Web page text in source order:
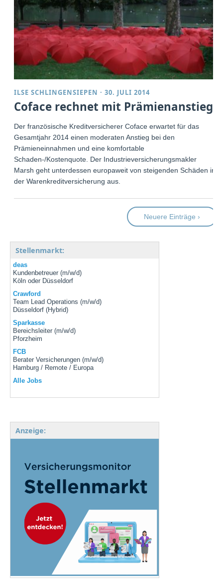
ILSE SCHLINGENSIEPEN ·30. JULI 2014
Coface rechnet mit Prämienanstieg
Der französische Kreditversicherer Coface erwartet für das
Gesamtjahr 2014 einen moderaten Anstieg bei den
Prämieneinnahmen und eine komfortable
Schaden-/Kostenquote. Der Industrieversicherungsmakler
Marsh geht unterdessen europaweit von steigenden Schäden in
der Warenkreditversicherung aus.
Neuere Einträge ›
Stellenmarkt:
deas
Kundenbetreuer (m/w/d)
Köln oder Düsseldorf
Crawford
Team Lead Operations (m/w/d)
Düsseldorf (Hybrid)
Sparkasse
Bereichsleiter (m/w/d)
Pforzheim
FCB
Berater Versicherungen (m/w/d)
Hamburg / Remote / Europa
Alle Jobs
Anzeige: